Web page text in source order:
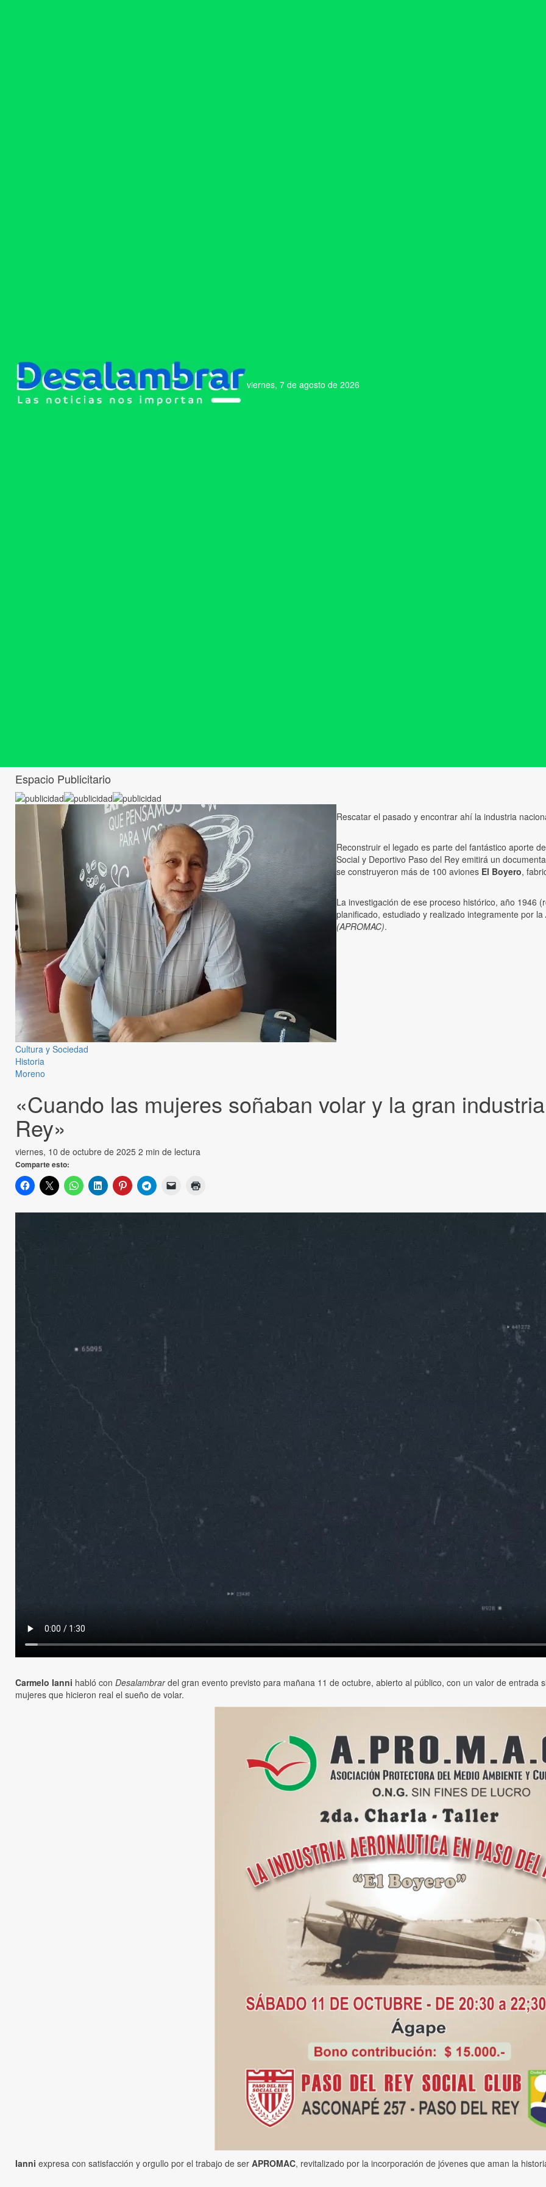
viernes, 7 de agosto de 2026
Espacio Publicitario
Cultura y Sociedad
Historia
Moreno
«Cuando las mujeres soñaban volar y la gran
Rey»
viernes, 10 de octubre de 2025 2 min de lectura
Comparte esto:
Rescatar el pasado y encontrar ahí la industria
Reconstruir el legado es parte del fantástico aporte de
Social y Deportivo Paso del Rey emitirá un
se construyeron más de 100 aviones El Boyero,
La investigación de ese proceso histórico, año 1946
planificado, estudiado y realizado integramente por la
(APROMAC).
Carmelo Ianni habló con Desalambrardel gran evento previsto para mañana 11 de octubre, abierto al público, con un valor de
mujeres que hicieron real el sueño de volar.
Ianni expresa con satisfacción y orgullo por el trabajo de ser APROMAC, revitalizado por la incorporación de jóvenes que aman la